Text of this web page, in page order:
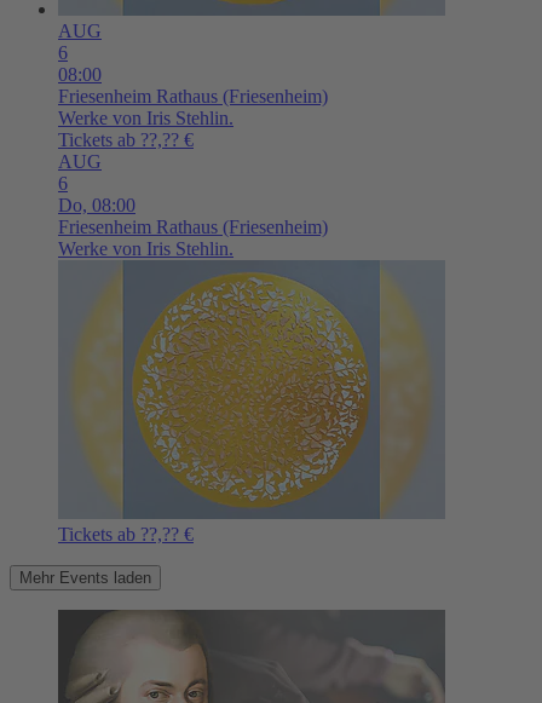
AUG
6
08:00
Friesenheim Rathaus (Friesenheim)
Werke von Iris Stehlin.
Tickets ab ??,?? €
AUG
6
Do, 08:00
Friesenheim Rathaus (Friesenheim)
Werke von Iris Stehlin.
Tickets ab ??,?? €
Mehr Events laden